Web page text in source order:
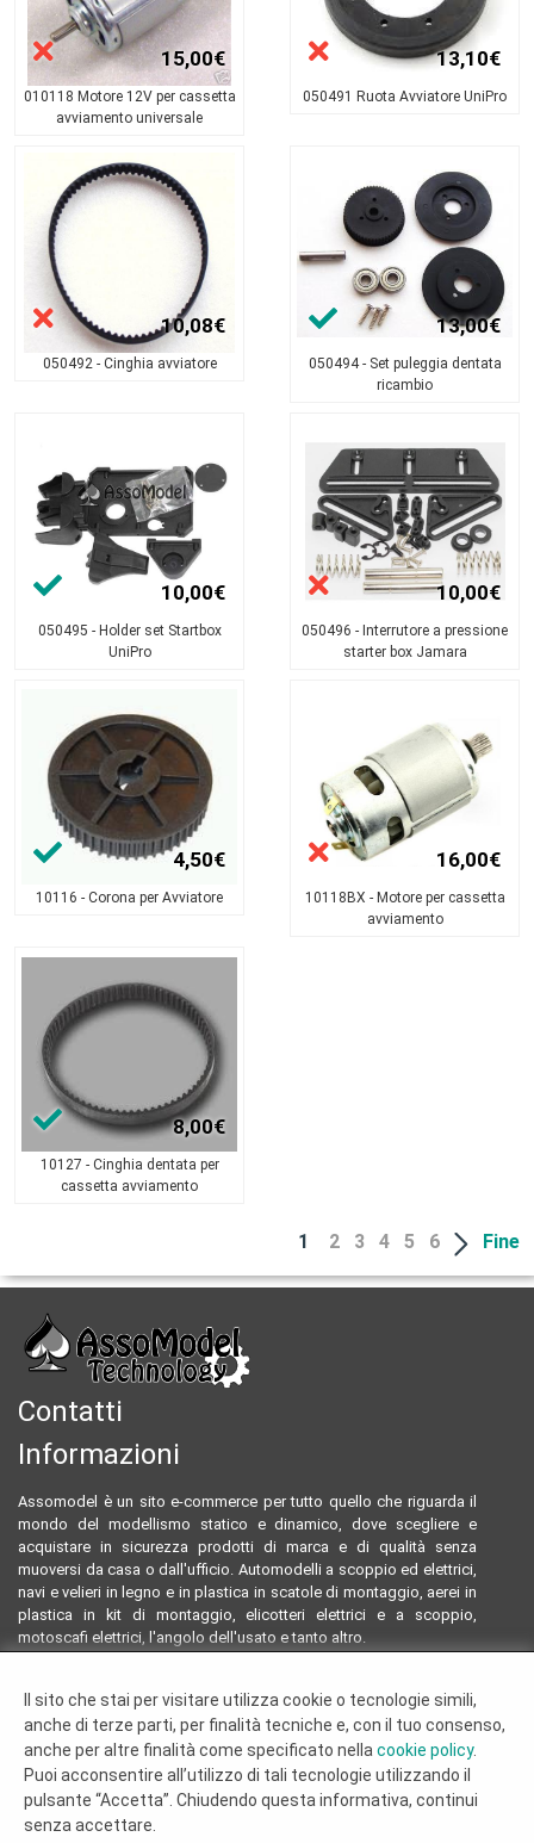
Il sito che stai per visitare utilizza cookie o tecnologie simili,
anche di terze parti, per finalità tecniche e, con il tuo consenso,
anche per altre finalità come specificato nella cookie policy.
Puoi acconsentire all’utilizzo di tali tecnologie utilizzando il
pulsante “Accetta”. Chiudendo questa informativa, continui
senza accettare.
15,00€
010118 Motore 12V per cassetta
avviamento universale
13,10€
050491 Ruota Avviatore UniPro
10,08€
050492 - Cinghia avviatore
13,00€
050494 - Set puleggia dentata
ricambio
10,00€
050495 - Holder set Startbox
UniPro
10,00€
050496 - Interrutore a pressione
starter box Jamara
4,50€
10116 - Corona per Avviatore
16,00€
10118BX - Motore per cassetta
avviamento
8,00€
10127 - Cinghia dentata per
cassetta avviamento
1 2 3 4 5 6 Fine
Contatti
Informazioni
Assomodel è un sito e-commerce per tutto quello che riguarda il
mondo del modellismo statico e dinamico, dove scegliere e
acquistare in sicurezza prodotti di marca e di qualità senza
muoversi da casa o dall'ufficio. Automodelli a scoppio ed elettrici,
navi e velieri in legno e in plastica in scatole di montaggio, aerei in
plastica in kit di montaggio, elicotteri elettrici e a scoppio,
motoscafi elettrici, l'angolo dell'usato e tanto altro.
Tel:0922804761 - 3293096230
Termini e condizioni
Dove siamo
Chi siamo
Cookie Policy